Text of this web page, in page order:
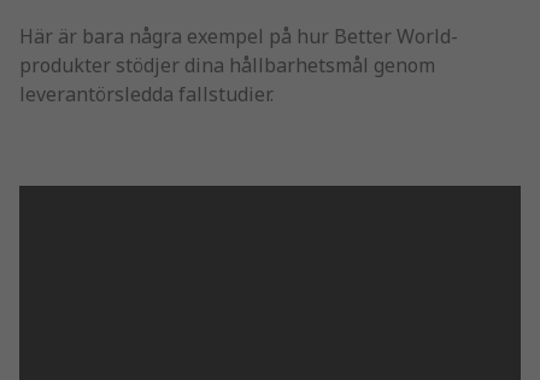
Här är bara några exempel på hur Better World-
produkter stödjer dina hållbarhetsmål genom
leverantörsledda fallstudier.